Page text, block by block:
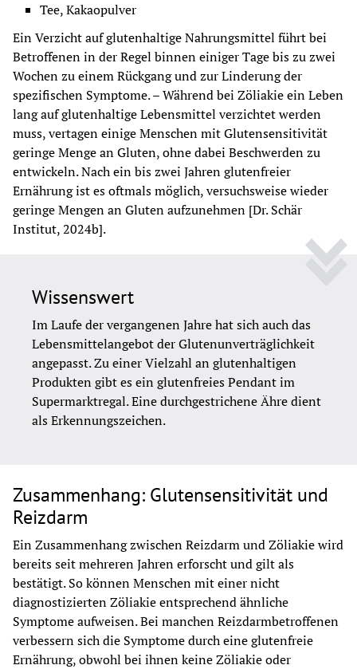
Tee, Kakaopulver
Ein Verzicht auf glutenhaltige Nahrungsmittel führt bei
Betroffenen in der Regel binnen einiger Tage bis zu zwei
Wochen zu einem Rückgang und zur Linderung der
spezifischen Symptome. – Während bei Zöliakie ein Leben
lang auf glutenhaltige Lebensmittel verzichtet werden
muss, vertagen einige Menschen mit Glutensensitivität
geringe Menge an Gluten, ohne dabei Beschwerden zu
entwickeln. Nach ein bis zwei Jahren glutenfreier
Ernährung ist es oftmals möglich, versuchsweise wieder
geringe Mengen an Gluten aufzunehmen [Dr. Schär
Institut, 2024b].
Wissenswert
Im Laufe der vergangenen Jahre hat sich auch das
Lebensmittelangebot der Glutenunverträglichkeit
angepasst. Zu einer Vielzahl an glutenhaltigen
Produkten gibt es ein glutenfreies Pendant im
Supermarktregal. Eine durchgestrichene Ähre dient
als Erkennungszeichen.
Zusammenhang: Glutensensitivität und
Reizdarm
Ein Zusammenhang zwischen Reizdarm und Zöliakie wird
bereits seit mehreren Jahren erforscht und gilt als
bestätigt. So können Menschen mit einer nicht
diagnostizierten Zöliakie entsprechend ähnliche
Symptome aufweisen. Bei manchen Reizdarmbetroffenen
verbessern sich die Symptome durch eine glutenfreie
Ernährung, obwohl bei ihnen keine Zöliakie oder